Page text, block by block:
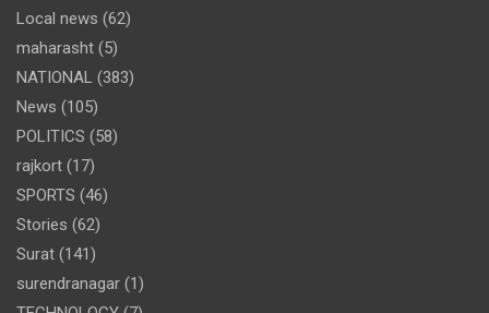
Local news (62)
maharasht (5)
NATIONAL (383)
News (105)
POLITICS (58)
rajkort (17)
SPORTS (46)
Stories (62)
Surat (141)
surendranagar (1)